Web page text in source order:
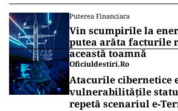
Puterea Financiara
Vin scumpirile la
putea arăta facturile
această toamnă
Oficiuldestiri.ro
Atacurile cibernetice
vulnerabilitățile
repetă scenariul